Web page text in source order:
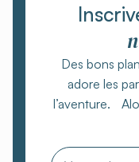
Des bons
adore les
l’aventure.
Email